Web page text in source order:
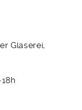
Glaserei,